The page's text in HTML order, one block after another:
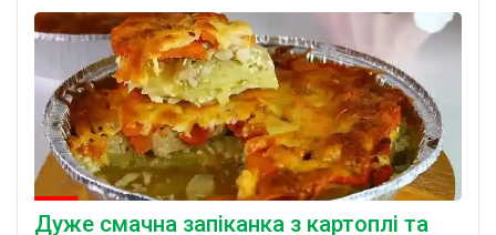
Дуже смачна запіканка з картоплі та